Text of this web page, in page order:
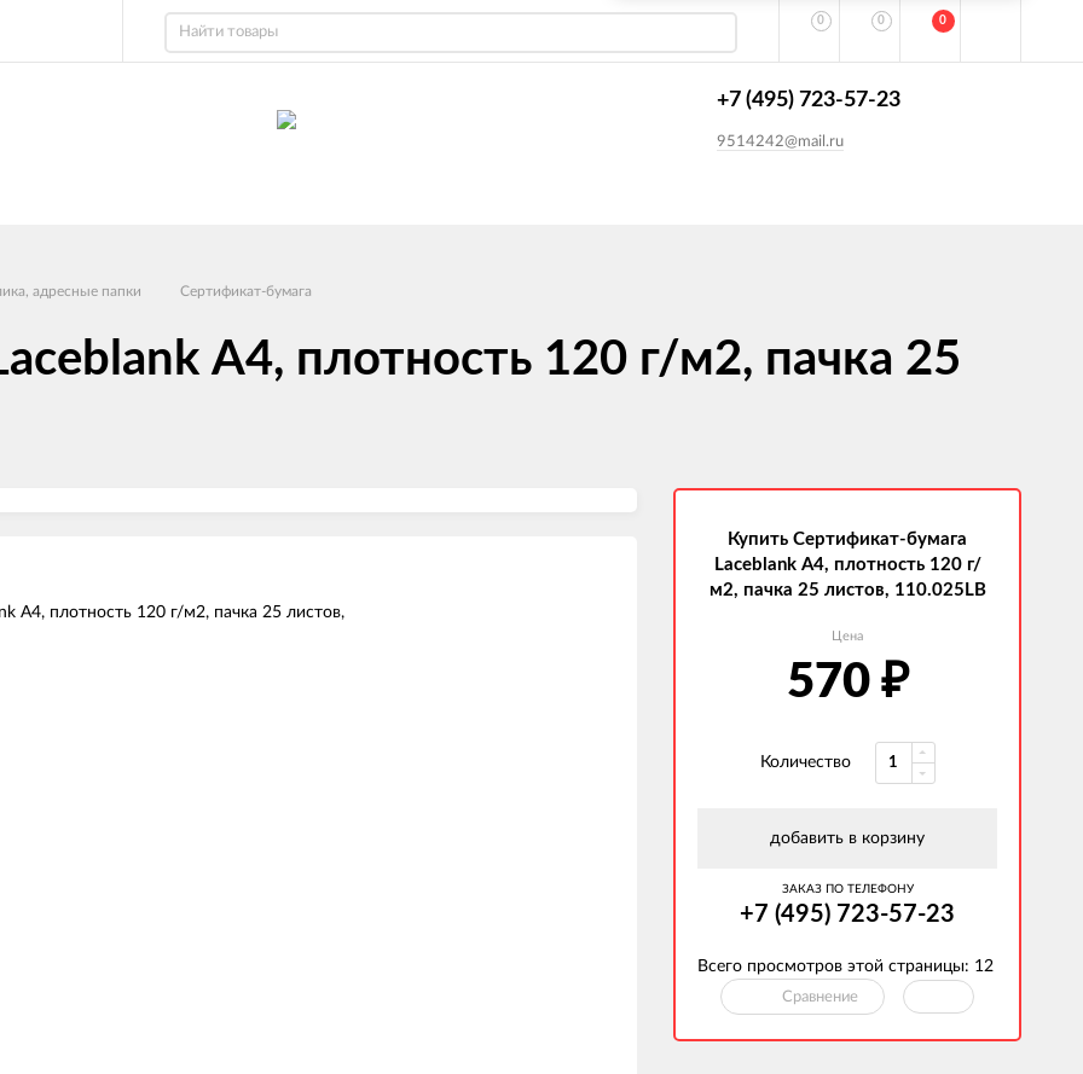
0 0 0
+7 (495) 723-57-23
9514242@mail.ru
адресные папки Сертификат-бумага
А4, плотность 120 г/м2, пачка 25
Купить Сертификат-бумага
Laceblank А4, плотность 120 г/
м2, пачка 25 листов, 110.025LB
Цена
570 ₽
Количество
добавить в корзину
ЗАКАЗ ПО ТЕЛЕФОНУ
+7 (495) 723-57-23
Всего просмотров этой страницы: 12
Сравнение